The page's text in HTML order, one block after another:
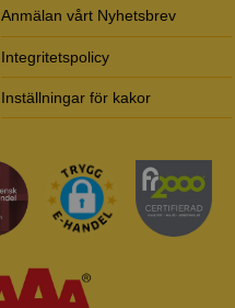
Anmälan vårt Nyhetsbrev
Integritetspolicy
Inställningar för kakor